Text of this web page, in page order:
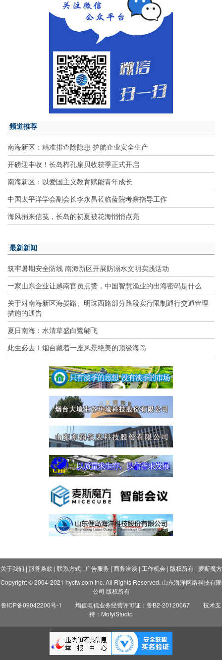
频道推荐
南海新区：精准排查除隐患 护航企业安全生产
开磅迎丰收！长岛栉孔扇贝收获季正式开启
南海新区：以爱国主义教育赋能青年成长
中国太平洋学会副会长李永昌莅临蓝院考察指导工作
海风捎来信笺，长岛的初夏被花海悄悄点亮
最新新闻
筑牢暑期安全防线 南海新区开展防溺水文明实践活动
一家山东企业让越南官员点赞，中国智慧渔业的出海密码是什么
关于对南海新区海晏路、明珠西路部分路段实行限制通行交通管理
措施的通告
夏日南海：水清草盛白鹭翩飞
此生必去！烟台藏着一座风景绝美的顶级海岛
关于我们 | 服务条款 | 联系方式| 广告服务 | 商务洽谈 | 工作机会| 版权所有| 麦斯魔方
Copyright © 2004-2021 hycfw.com Inc. All Rights Reserved. 山东海洋网络科技有限
公司 版权所有
鲁ICP备09042200号-1
增值电信业务经营许可证：鲁B2-20120067
技术支
持：MofyiStudio